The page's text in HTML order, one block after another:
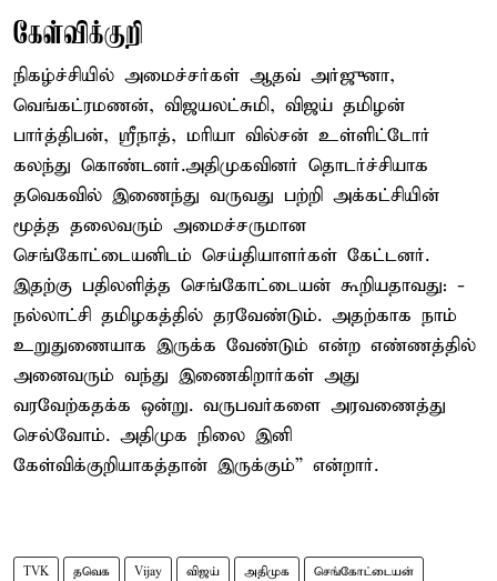
கேள்விக்குறி
நிகழ்ச்சியில் அமைச்சர்கள் ஆதவ் அர்ஜுனா,
வெங்கட்ரமணன், விஜயலட்சுமி, விஜய் தமிழன்
பார்த்திபன், ஸ்ரீநாத், மரியா வில்சன் உள்ளிட்டோர்
கலந்து கொண்டனர்.அதிமுகவினர் தொடர்ச்சியாக
தவெகவில் இணைந்து வருவது பற்றி அக்கட்சியின்
மூத்த தலைவரும் அமைச்சருமான
செங்கோட்டையனிடம் செய்தியாளர்கள் கேட்டனர்.
இதற்கு பதிலளித்த செங்கோட்டையன் கூறியதாவது: -
நல்லாட்சி தமிழகத்தில் தரவேண்டும். அதற்காக நாம்
உறுதுணையாக இருக்க வேண்டும் என்ற எண்ணத்தில்
அனைவரும் வந்து இணைகிறார்கள் அது
வரவேற்கதக்க ஒன்று. வருபவர்களை அரவணைத்து
செல்வோம். அதிமுக நிலை இனி
கேள்விக்குறியாகத்தான் இருக்கும்” என்றார்.
TVK தவெக Vijay விஜய் அதிமுக செங்கோட்டையன்